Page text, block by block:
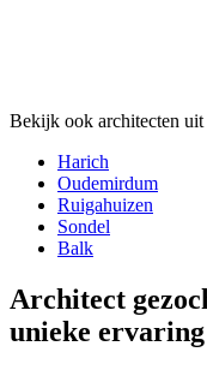
Bekijk ook architecten uit
Harich
Oudemirdum
Ruigahuizen
Sondel
Balk
Architect
unieke ervaring